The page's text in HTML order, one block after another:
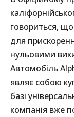
говориться,
для
нульовими
Автомобіль
являє собою
базі
компанія вже